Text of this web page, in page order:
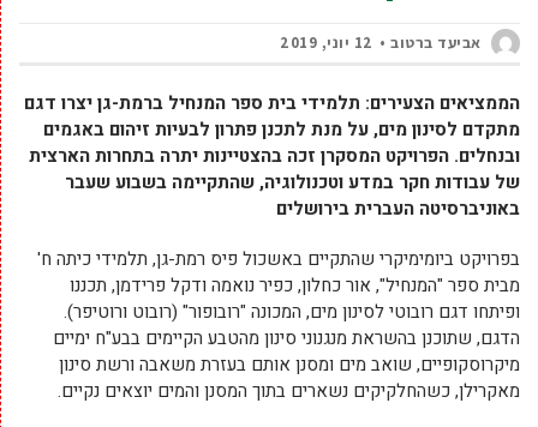
אביעד ברטוב 12 יוני, 2019
הממציאים הצעירים: תלמידי בית ספר המנחיל ברמת-גן יצרו דגם
מתקדם לסינון מים, על מנת לתכנן פתרון לבעיות זיהום באגמים
ובנחלים. הפרויקט המסקרן זכה בהצטיינות יתרה בתחרות הארצית
של עבודות חקר במדע וטכנולוגיה, שהתקיימה בשבוע שעבר
באוניברסיטה העברית בירושלים
בפרויקט ביומימיקרי שהתקיים באשכול פיס רמת-גן, תלמידי כיתה ח'
מבית ספר "המנחיל", אור כחלון, כפיר נואמה ודקל פרידמן, תכננו
ופיתחו דגם רובוטי לסינון מים, המכונה "רובופור" (רובוט ורוטיפר).
הדגם, שתוכנן בהשראת מנגנוני סינון מהטבע הקיימים בבע"ח ימיים
מיקרוסקופיים, שואב מים ומסנן אותם בעזרת משאבה ורשת סינון
מאקרילן, כשהחלקיקים נשארים בתוך המסנן והמים יוצאים נקיים.